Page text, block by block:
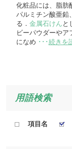
化粧品には、脂肪
パルミチン酸亜鉛
る． 金属石けん と
ビーパウダーやア
になめ ･･･ 続きを
用語検索
項目名